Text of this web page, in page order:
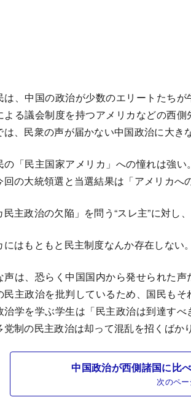
、中国の政治が少数のエリートたち
よる議会制度を持つアメリカなどの西
は、民衆の声が届かない中国政治に大き
「民主国家アメリカ」への憧れは強
回の大統領選と当選結果は「アメリカへ
民主政治の欠陥」を問う“スレ主”に対し
にはもともと民主制度なんか存在しない
は、恐らく中国国内から発せられた
民主政治を批判しているため、国民も
治学を学ぶ学生は「民主政治は到達す
党制の民主政治は却って混乱を招くばか
中国政治が西側諸国に比
次のペー